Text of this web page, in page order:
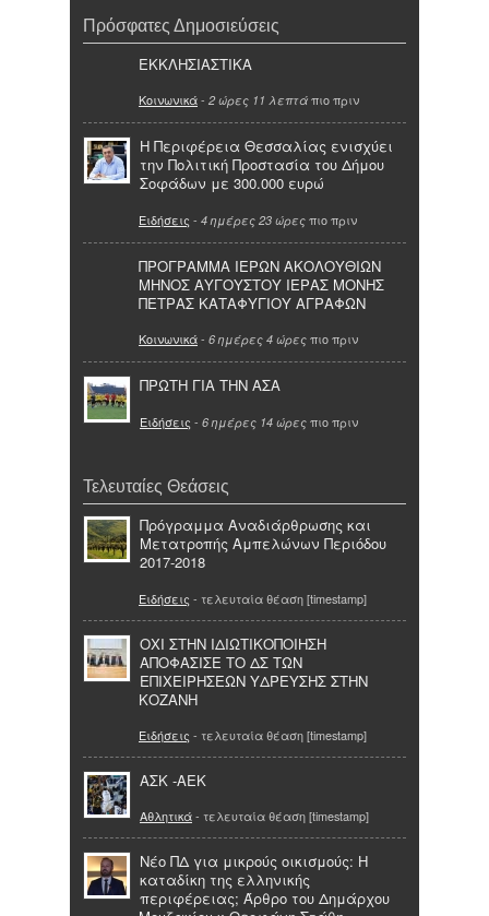
Πρόσφατες Δημοσιεύσεις
ΕΚΚΛΗΣΙΑΣΤΙΚΑ
Κοινωνικά- 2 ώρες 11 λεπτά πιο πριν
Η Περιφέρεια Θεσσαλίας ενισχύει
την Πολιτική Προστασία του Δήμου
Σοφάδων με 300.000 ευρώ
Ειδήσεις - 4 ημέρες 23 ώρες πιο πριν
ΠΡΟΓΡΑΜΜΑ ΙΕΡΩΝ ΑΚΟΛΟΥΘΙΩΝ
ΜΗΝΟΣ ΑΥΓΟΥΣΤΟΥ ΙΕΡΑΣ ΜΟΝΗΣ
ΠΕΤΡΑΣ ΚΑΤΑΦΥΓΙΟΥ ΑΓΡΑΦΩΝ
Κοινωνικά- 6 ημέρες 4 ώρες πιο πριν
ΠΡΩΤΗ ΓΙΑ ΤΗΝ ΑΣΑ
Ειδήσεις - 6 ημέρες 14 ώρες πιο πριν
Τελευταίες Θεάσεις
Πρόγραμμα Αναδιάρθρωσης και
Μετατροπής Αμπελώνων Περιόδου
2017-2018
Ειδήσεις - τελευταία θέαση [timestamp]
ΟΧΙ ΣΤΗΝ ΙΔΙΩΤΙΚΟΠΟΙΗΣΗ
ΑΠΟΦΑΣΙΣΕ ΤΟ ΔΣ ΤΩΝ
ΕΠΙΧΕΙΡΗΣΕΩΝ ΥΔΡΕΥΣΗΣ ΣΤΗΝ
ΚΟΖΑΝΗ
Ειδήσεις - τελευταία θέαση [timestamp]
ΑΣΚ -ΑΕΚ
Αθλητικά- τελευταία θέαση [timestamp]
Νέο ΠΔ για μικρούς οικισμούς: Η
καταδίκη της ελληνικής
περιφέρειας; Άρθρο του Δημάρχου